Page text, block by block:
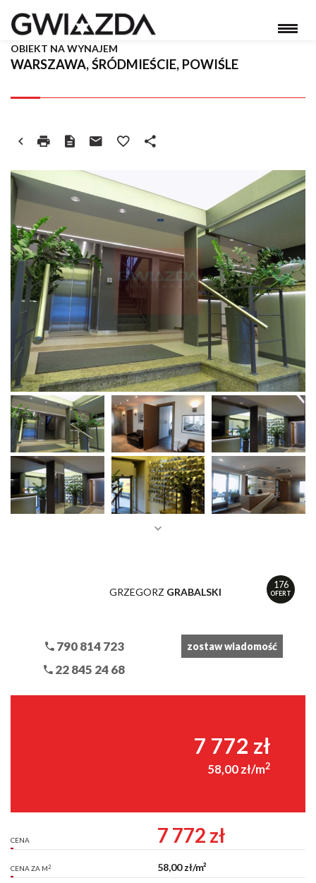
WARSZAWA, ŚRÓDMIEŚCIE, POWIŚLE
OBIEKT NA WYNAJEM
176
OFERT
GRZEGORZ GRABALSKI
790 814 723
22 845 24 68
zostaw wiadomość
7 772 zł
58,00 zł/m2
CENA 7 772 zł
CENA ZA M2 58,00 zł/m²